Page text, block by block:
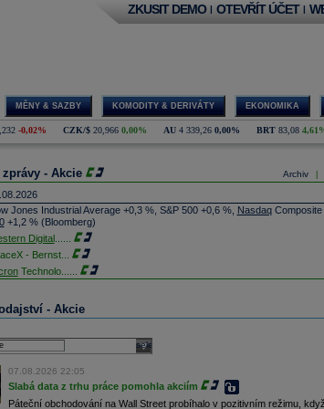
ZKUSIT DEMO | OTEVŘÍT ÚČET |
MĚNY & SAZBY KOMODITY & DERIVÁTY EKONOMIKA
-0,02% CZK/$ 20,966 0,00% AU 4 339,26 0,00% BRT 83,08
Archiv
zprávy - Akcie
Jones Industrial Average +0,3 %, S&P 500 +0,6 %, NasdaqComposite
+1,2 % (Bloomberg)
Digital......
- Bernst...
Technolo......
obchodů s akciemi na pražské burze za dnešní den je 0,831 mld.
za poslední rok je 0,665 mld. Kč.
výroby balistických střel ATACMS ve spolupráci s americkou firmou
dobu potrvá. Agentuře Reuters to řekl generální ředitel německé
Papperger. Společná výroba s Lockheedem v Německu by podle něj
arzenál Spojeným státům, které mají zvýšenou spotřebu střel kvůli
- Akcie
select
07.08.2026 22:05
Slabá data z trhu práce pomohla akciím
Páteční obchodování na Wall Street probíhalo v pozitivním režimu,